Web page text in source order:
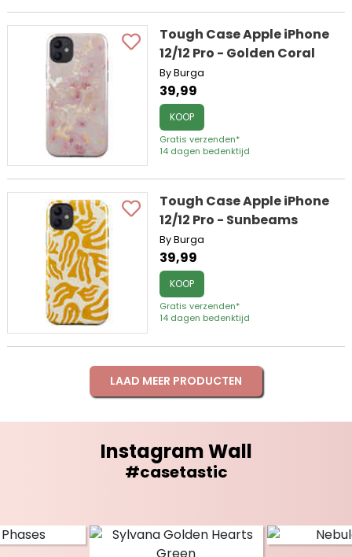
Tough Case Apple iPhone
12/12 Pro - Golden Coral
By Burga
39,99
KOOP
Gratis verzenden*
14 dagen bedenktijd
Tough Case Apple iPhone
12/12 Pro - Sunbeams
By Burga
39,99
KOOP
Gratis verzenden*
14 dagen bedenktijd
LAAD MEER PRODUCTEN
Instagram Wall
#casetastic